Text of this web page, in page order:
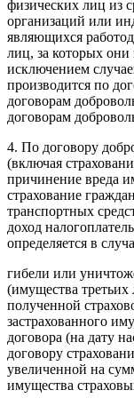
физических лиц из
организаций или
являющихся
лиц, за которых они
исключением
производится по
договорам
договорам
4. По договору
(включая
причинение вреда
страхование
транспортных
доход
определяется в
гибели или
(имущества
полученной
застрахованного
договора (на дату
договору
увеличенной на
имущества